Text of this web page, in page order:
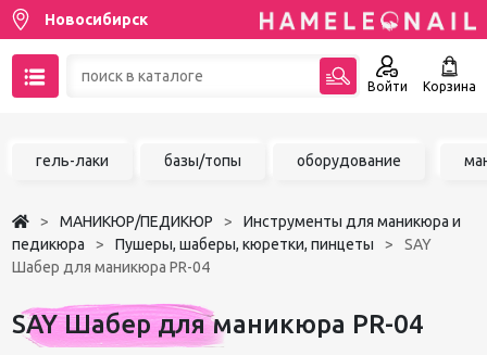
Новосибирск
Войти Корзина
Чат в MAX
Избранное
гель-лаки базы/топы оборудование
МАНИКЮР/ПЕДИКЮР
Инструменты для маникюра и
педикюра
Пушеры, шаберы, кюретки, пинцеты
SAY
Шабер для маникюра PR-04
SAY Шабер для маникюра PR-04